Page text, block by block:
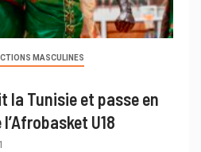
MASCULINES
la Tunisie et passe en
U18